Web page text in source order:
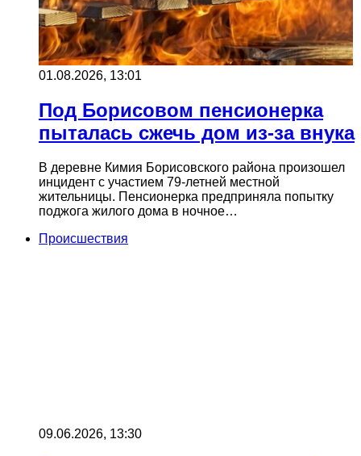
01.08.2026, 13:01
Под Борисовом пенсионерка
пыталась сжечь дом из-за внука
В деревне Кимия Борисовского района произошел
инцидент с участием 79-летней местной
жительницы. Пенсионерка предприняла попытку
поджога жилого дома в ночное…
Происшествия
09.06.2026, 13:30